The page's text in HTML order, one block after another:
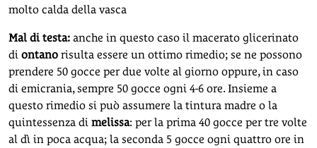
molto calda della vasca
Mal di testa: anche in questo caso il macerato glicerinato
di ontano risulta essere un ottimo rimedio; se ne possono
prendere 50 gocce per due volte al giorno oppure, in caso
di emicrania, sempre 50 gocce ogni 4-6 ore. Insieme a
questo rimedio si può assumere la tintura madre o la
quintessenza di melissa: per la prima 40 gocce per tre volte
al dì in poca acqua; la seconda 5 gocce ogni quattro ore in